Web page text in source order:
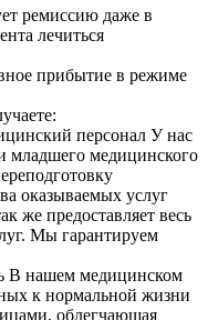
ремиссию даже в
лечиться
прибытие в режиме
персонал У нас
младшего медицинского
оказываемых услуг
же предоставляет весь
Мы гарантируем
В нашем медицинском
к нормальной жизни
облегчающая